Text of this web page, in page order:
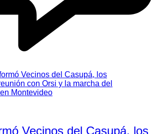
Vecinos del Casupá, los